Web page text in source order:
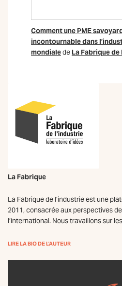
Comment une PME
incontournable dans
mondialede La Fabrique de
La Fabrique
La Fabrique de l’industrie est une
2011, consacrée aux perspectives
l’international. Nous travaillons sur
LIRE LA BIO DE L'AUTEUR